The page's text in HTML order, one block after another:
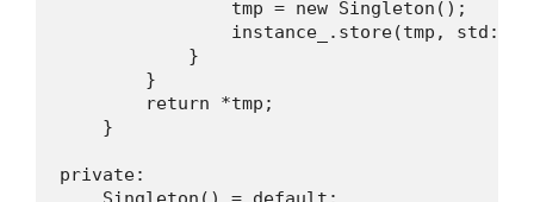
                tmp = new Singleton();
instance_.store(tmp,
            }
        }
        return *tmp;
    }
private: